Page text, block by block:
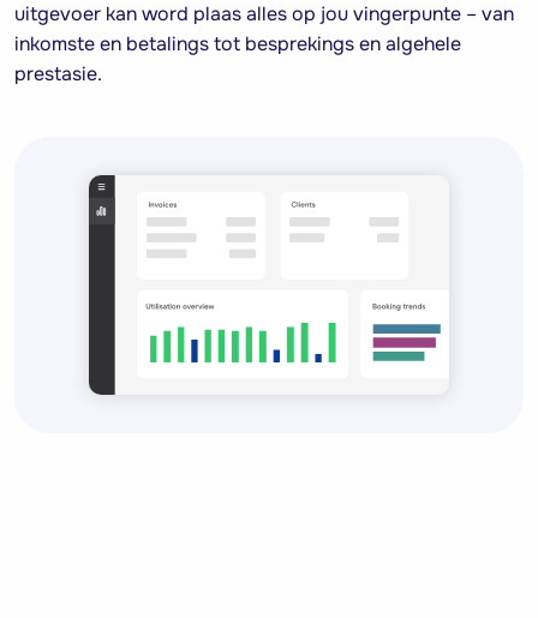
uitgevoer kan word plaas alles op jou vingerpunte – van
inkomste en betalings tot besprekings en algehele
prestasie.